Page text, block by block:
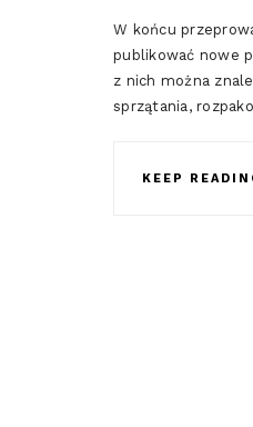
W końcu
publikować nowe
z nich można
sprzątania,
KEEP